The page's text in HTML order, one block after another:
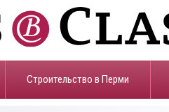
Строительство в Перми